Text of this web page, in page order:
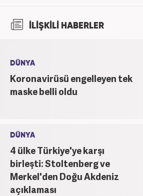
İLİŞKİLİ HABERLER
DÜNYA
Koronavirüsü engelleyen tek
maske belli oldu
DÜNYA
4 ülke Türkiye'ye karşı
birleşti: Stoltenberg ve
Merkel'den Doğu Akdeniz
açıklaması